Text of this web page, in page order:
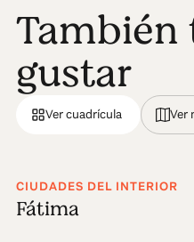
gustar
Ver cuadrícula Ver
CIUDADES DEL INTERIOR
Fátima